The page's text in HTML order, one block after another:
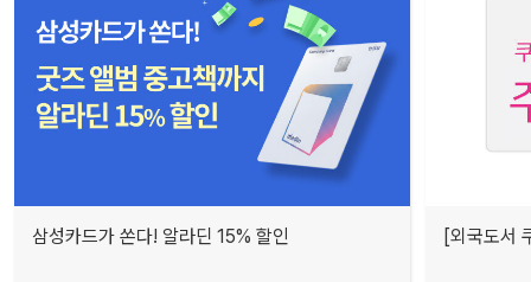
삼성카드가 쏜다! 알라딘 15% 할인 [외국도서